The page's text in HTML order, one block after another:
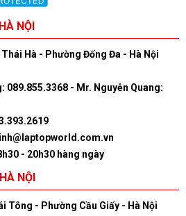
NỘI
Hà - Phường Đống Đa - Hà Nội
089.855.3368 - Mr. Nguyễn Quang:
- 20h30 hàng ngày
NỘI
Tông - Phường Cầu Giấy - Hà Nội